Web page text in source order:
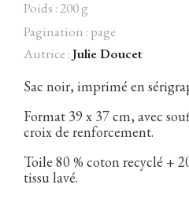
incandescence
Poids : 200 g
Pagination : page
Autrice :Julie Doucet
Sac noir, imprimé en
Format 39 x 37 cm, avec
croix de renforcement.
Toile 80 % coton recyclé +
tissu lavé.